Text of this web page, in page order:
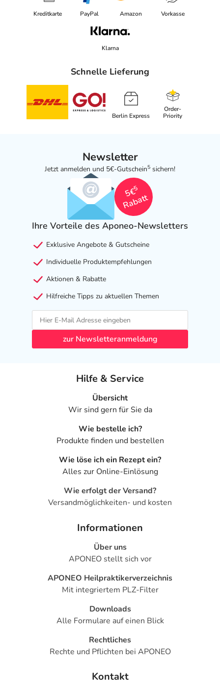
Kreditkarte PayPal Amazon Vorkasse
Klarna
Schnelle Lieferung
Berlin Express
Order-
Priority
Newsletter
Jetzt anmelden und 5€-Gutschein5 sichern!
5€
5
Rabatt
Ihre Vorteile des Aponeo-Newsletters
Exklusive Angebote & Gutscheine
Individuelle Produktempfehlungen
Aktionen & Rabatte
Hilfreiche Tipps zu aktuellen Themen
zur Newsletteranmeldung
Hilfe & Service
Übersicht
Wir sind gern für Sie da
Wie bestelle ich?
Produkte finden und bestellen
Wie löse ich ein Rezept ein?
Alles zur Online-Einlösung
Wie erfolgt der Versand?
Versandmöglichkeiten- und kosten
Informationen
Über uns
APONEO stellt sich vor
APONEO Heilpraktikerverzeichnis
Mit integriertem PLZ-Filter
Downloads
Alle Formulare auf einen Blick
Rechtliches
Rechte und Pflichten bei APONEO
Kontakt